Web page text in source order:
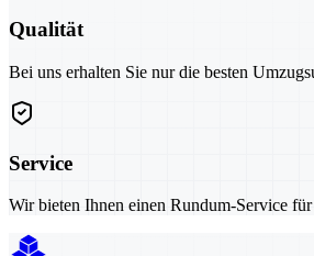
Qualität
Bei uns erhalten Sie nur die besten
Service
Wir bieten Ihnen einen Rundum-Service